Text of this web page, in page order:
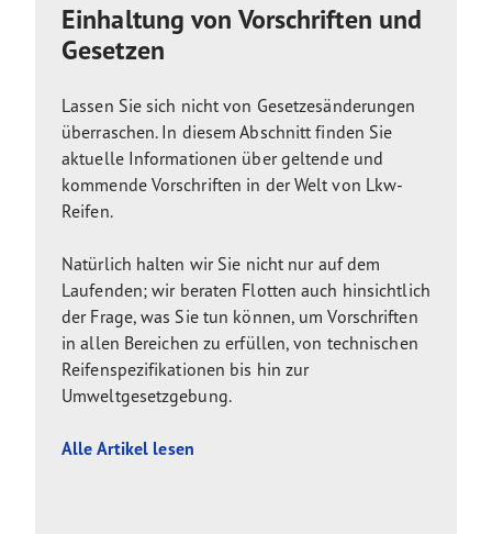
Einhaltung von Vorschriften und
Gesetzen
Lassen Sie sich nicht von Gesetzesänderungen
überraschen. In diesem Abschnitt finden Sie
aktuelle Informationen über geltende und
kommende Vorschriften in derWelt von Lkw-
Reifen.
Natürlich halten wir Sie nicht nur auf dem
Laufenden; wir beraten Flotten auch hinsichtlich
der Frage, was Sie tun können, um Vorschriften
in allen Bereichen zu erfüllen, von technischen
Reifenspezifikationen bis hin zur
Umweltgesetzgebung.
Alle Artikel lesen